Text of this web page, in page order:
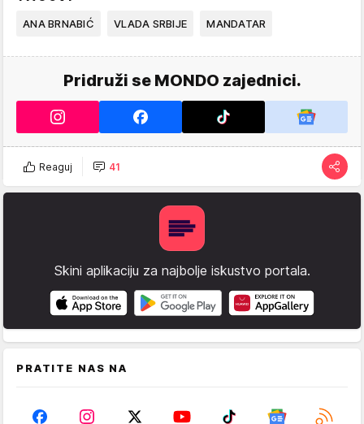
ANA BRNABIĆ VLADA SRBIJE MANDATAR
Pridruži se MONDO zajednici.
Reaguj 41
Skini aplikaciju za najbolje iskustvo portala.
PRATITE NAS NA